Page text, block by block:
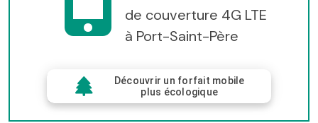
de couverture 4G LTE
à Port-Saint-Père
Découvrir un forfait mobile
plus écologique